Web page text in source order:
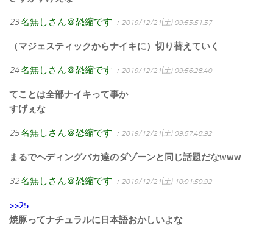
23名無しさん＠恐縮です ：2019/12/21(土) 09:55:51.57
（マジェスティックからナイキに）切り替えていく
24名無しさん＠恐縮です ：2019/12/21(土) 09:56:28.40
てことは全部ナイキって事か
すげぇな
25名無しさん＠恐縮です ：2019/12/21(土) 09:57:48.92
まるでヘディングバカ達のダゾーンと同じ話題だなwww
32名無しさん＠恐縮です ：2019/12/21(土) 10:01:50.92
>>25
焼豚ってナチュラルに日本語おかしいよな